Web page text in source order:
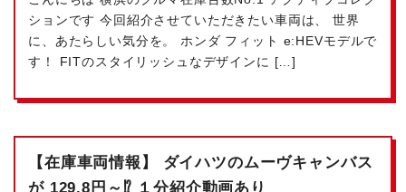
ションです 今回紹介させていただきたい車両は、 世界
に、あたらしい気分を。 ホンダ フィット e:HEVモデルで
す！ FITのスタイリッシュなデザインに […]
【在庫車両情報】 ダイハツのムーヴキャンバス
が 129.8円～⁉ １分紹介動画あり